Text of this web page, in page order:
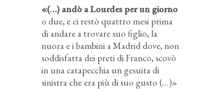
«(…) andò a Lourdes per un giorno
o due, e ci restò quattro mesi prima
di andare a trovare suo figlio, la
nuora e i bambini a Madrid dove, non
soddisfatta dei preti di Franco, scovò
in una catapecchia un gesuita di
sinistra che era più di suo gusto (…)»